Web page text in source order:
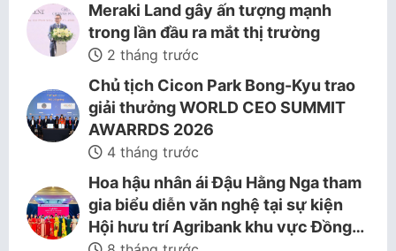
Meraki Land gây ấn tượng mạnh
trong lần đầu ra mắt thị trường
2 tháng trước
Chủ tịch Cicon Park Bong-Kyu trao
giải thưởng WORLD CEO SUMMIT
AWARRDS 2026
4 tháng trước
Hoa hậu nhân ái Đậu Hằng Nga tham
gia biểu diễn văn nghệ tại sự kiện
Hội hưu trí Agribank khu vực Đồng…